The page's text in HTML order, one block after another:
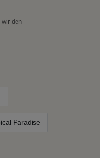
wir den
Paradise